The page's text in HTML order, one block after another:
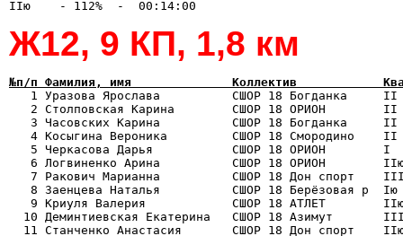
Ж12, 9 КП, 1,8 км
№п/п Фамилия, имя              Коллектив            Квал
1 Уразова Ярослава          СШОР 18 Богданка
2 Столповская Карина        СШОР 18 ОРИОН
3 Часовских Карина          СШОР 18 Богданка
4 Косыгина Вероника         СШОР 18 Смородино
5 Черкасова Дарья           СШОР 18 ОРИОН
6 Логвиненко Арина          СШОР 18 ОРИОН
7 Ракович Марианна          СШОР 18 Дон спорт
8 Заенцева Наталья          СШОР 18 Берёзовая р
9 Криуля Валерия            СШОР 18 АТЛЕТ
10 Деминтиевская Екатерина   СШОР 18 Азимут
11 Станченко Анастасия       СШОР 18 Дон спорт